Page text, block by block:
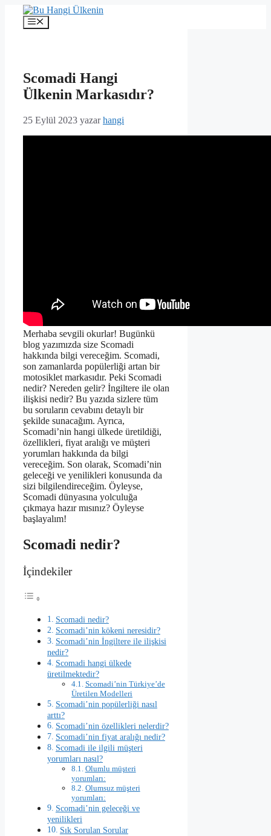
İçeriğe
Menü
Scomadi Hangi
Ülkenin Markasıdır?
25 Eylül 2023 yazarhangi
Merhaba sevgili okurlar! Bugünkü
blog yazımızda size Scomadi
hakkında bilgi vereceğim. Scomadi,
son zamanlarda popülerliği artan bir
motosiklet markasıdır. Peki Scomadi
nedir? Nereden gelir? İngiltere ile olan
ilişkisi nedir? Bu yazıda sizlere tüm
bu soruların cevabını detaylı bir
şekilde sunacağım. Ayrıca,
Scomadi’nin hangi ülkede üretildiği,
özellikleri, fiyat aralığı ve müşteri
yorumları hakkında da bilgi
vereceğim. Son olarak, Scomadi’nin
geleceği ve yenilikleri konusunda da
sizi bilgilendireceğim. Öyleyse,
Scomadi dünyasına yolculuğa
çıkmaya hazır mısınız? Öyleyse
başlayalım!
Scomadi nedir?
İçindekiler
Scomadi nedir?
Scomadi’nin kökeni neresidir?
Scomadi’nin İngiltere ile ilişkisi
nedir?
Scomadi hangi ülkede
üretilmektedir?
Scomadi’nin Türkiye’de
Üretilen Modelleri
Scomadi’nin popülerliği nasıl
arttı?
Scomadi’nin özellikleri nelerdir?
Scomadi’nin fiyat aralığı nedir?
Scomadi ile ilgili müşteri
yorumları nasıl?
Olumlu müşteri
yorumları:
Olumsuz müşteri
yorumları:
Scomadi’nin geleceği ve
yenilikleri
Sık Sorulan Sorular